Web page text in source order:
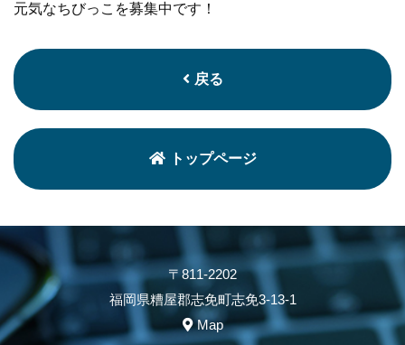
元気なちびっこを募集中です！
戻る
トップページ
〒811-2202
福岡県糟屋郡志免町志免3-13-1
Map